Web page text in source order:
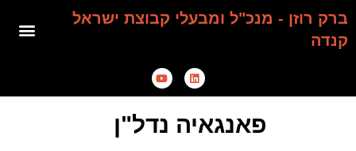
ברק רוזן - מנכ"ל ומבעלי קבוצת ישראל
קנדה
פאנגאיה נדל"ן